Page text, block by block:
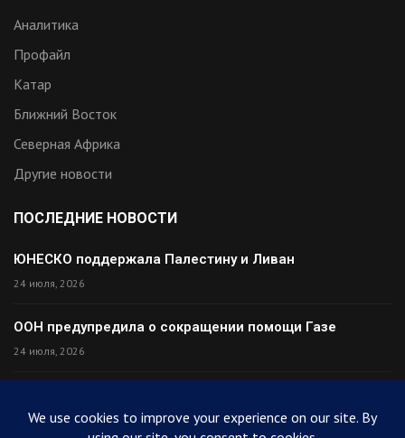
Аналитика
Профайл
Катар
Ближний Восток
Северная Африка
Другие новости
ПОСЛЕДНИЕ НОВОСТИ
ЮНЕСКО поддержала Палестину и Ливан
24 июля, 2026
ООН предупредила о сокращении помощи Газе
24 июля, 2026
24 июля, 2026